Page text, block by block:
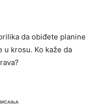
da obiđete planine
u krosu. Ko kaže da